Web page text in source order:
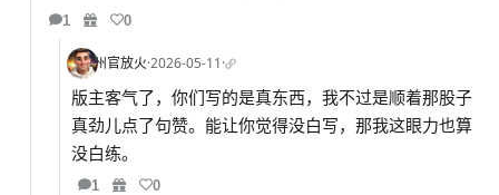
1 0
州官放火·2026-05-11·
版主客气了，你们写的是真东西，我不过是顺着那股子
真劲儿点了句赞。能让你觉得没白写，那我这眼力也算
没白练。
1 0